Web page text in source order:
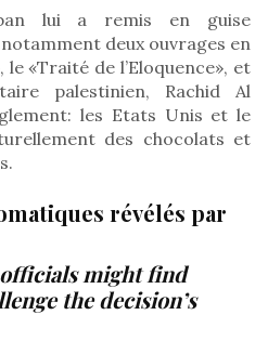
lui a remis en guise
deux ouvrages en
le «Traité de l’Eloquence», et
palestinien, Rachid Al
les Etats Unis et le
des chocolats et
révélés par
might find
the decision’s